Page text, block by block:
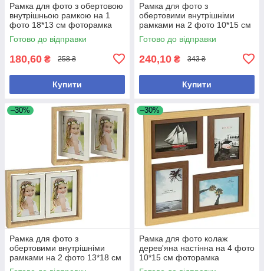
Рамка для фото з обертовою
внутрішньою рамкою на 1
фото 18*13 см фоторамка
Готово до відправки
180,60 ₴ 258 ₴
Купити
Рамка для фото з
обертовими внутрішніми
рамками на 2 фото 10*15 см
см фоторамка подвійна
Готово до відправки
240,10 ₴ 343 ₴
Купити
–30%
Рамка для фото з
обертовими внутрішніми
рамками на 2 фото 13*18 см
см фоторамка подвійна
–30%
Рамка для фото колаж
дерев'яна настінна на 4 фото
10*15 см фоторамка
мультирамка